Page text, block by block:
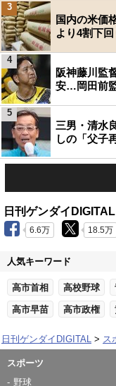
国内の米価
より4割下
3
阪神藤川監
安…岡田前
4
三男・清水
しの「父子
5
日刊ゲンダイ
6.6万 18.5万
人気キーワード
高市首相 高校野球
高市早苗 高市政権
日刊ゲンダイDIGITAL ス
スポーツ
野球